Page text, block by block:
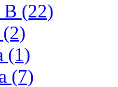
B (22)
(1)
(7)